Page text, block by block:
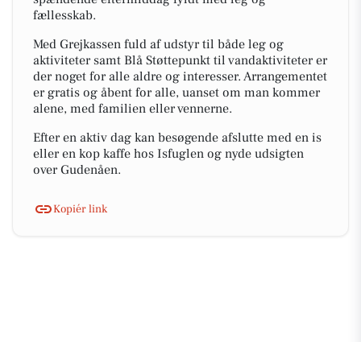
fællesskab.
Med Grejkassen fuld af udstyr til både leg og
aktiviteter samt Blå Støttepunkt til vandaktiviteter er
der noget for alle aldre og interesser. Arrangementet
er gratis og åbent for alle, uanset om man kommer
alene, med familien eller vennerne.
Efter en aktiv dag kan besøgende afslutte med en is
eller en kop kaffe hos Isfuglen og nyde udsigten
over Gudenåen.
Kopiér link